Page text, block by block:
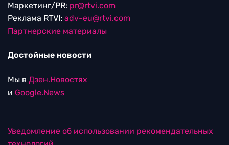
Маркетинг/PR: pr@rtvi.com
Реклама RTVI: adv-eu@rtvi.com
Партнерские материалы
Достойные новости
Мы в Дзен.Новостях
и Google.News
Уведомление об использовании рекомендательных